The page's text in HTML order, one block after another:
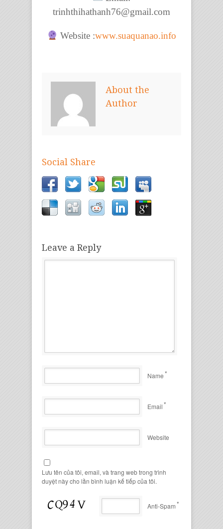
trinhthihathanh76@gmail.com
Website :www.suaquanao.info
About the
Author
Social Share
Leave a Reply
Name*
Email*
Website
Lưu tên của tôi, email, và trang web trong trình
duyệt này cho lần bình luận kế tiếp của tôi.
Anti-Spam*